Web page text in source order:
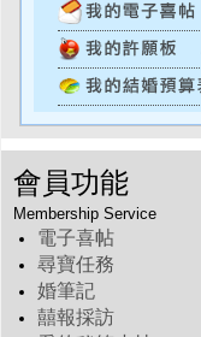
會員功能
Membership Service
電子喜帖
尋寶任務
婚筆記
囍報採訪